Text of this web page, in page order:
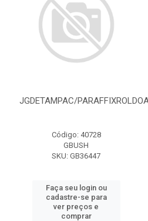
JGDETAMPAC/
Código: 40728
GBUSH
SKU: GB36447
Faça seu login ou
cadastre-se para
ver preços e
comprar